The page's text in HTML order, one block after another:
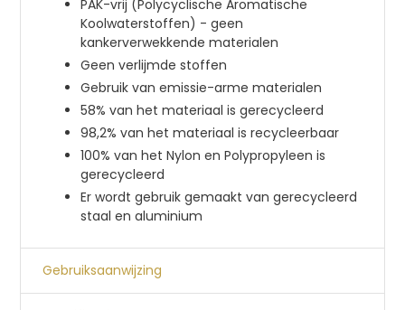
PAK-vrij (Polycyclische Aromatische
Koolwaterstoffen) - geen
kankerverwekkende materialen
Geen verlijmde stoffen
Gebruik van emissie-arme materialen
58% van het materiaal is gerecycleerd
98,2% van het materiaal is recycleerbaar
100% van het Nylon en Polypropyleen is
gerecycleerd
Er wordt gebruik gemaakt van gerecycleerd
staal en aluminium
Gebruiksaanwijzing